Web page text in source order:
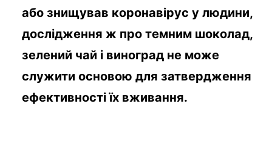
або знищував коронавірус у людини,
дослідження ж про темним шоколад,
зелений чай і виноград не може
служити основою для затвердження
ефективності їх вживання.